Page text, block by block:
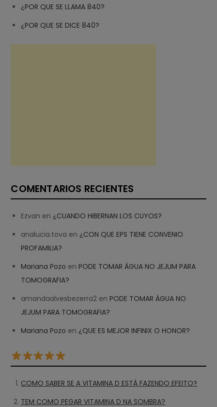
¿POR QUE SE LLAMA 840?
¿POR QUE SE DICE 840?
COMENTARIOS RECIENTES
Ezvan en ¿CUANDO HIBERNAN LOS CUYOS?
analucia.tova en ¿CON QUE EPS TIENE CONVENIO
PROFAMILIA?
Mariana Pozo enPODE TOMAR ÁGUA NO JEJUM PARA
TOMOGRAFIA?
amandaalvesbezerra2 enPODE TOMAR ÁGUA NO
JEJUM PARA TOMOGRAFIA?
Mariana Pozo en ¿QUE ES MEJOR INFINIX O HONOR?
COMO SABER SE A VITAMINA D ESTÁ FAZENDO EFEITO?
TEM COMO PEGAR VITAMINA D NA SOMBRA?